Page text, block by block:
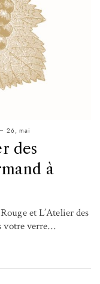
26, mai
des
à
et L’Atelier des
votre verre…